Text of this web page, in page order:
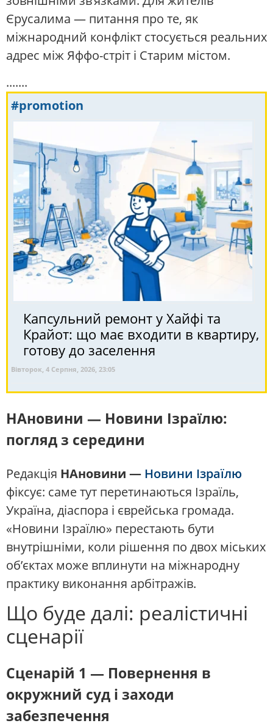
Єрусалима — питання про те, як
міжнародний конфлікт стосується реальних
адрес між Яффо-стріт і Старим містом.
.......
#promotion
Капсульний ремонт у Хайфі та
Крайот: що має входити в квартиру,
готову до заселення
Вівторок, 4 Серпня, 2026, 23:05
НАновини — Новини Ізраїлю:
погляд з середини
Редакція НАновини — Новини Ізраїлю
фіксує: саме тут перетинаються Ізраїль,
Україна, діаспора і єврейська громада.
«Новини Ізраїлю» перестають бути
внутрішніми, коли рішення по двох міських
об’єктах може вплинути на міжнародну
практику виконання арбітражів.
Що буде далі: реалістичні
сценарії
Сценарій 1 — Повернення в
окружний суд і заходи
забезпечення